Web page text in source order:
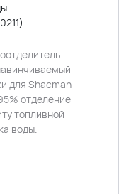
для Shacman
отделение
топливной
воды.